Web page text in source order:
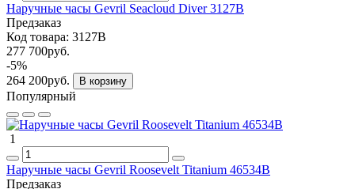
Наручные часы Gevril Seacloud Diver 3127B
Предзаказ
Код товара: 3127B
277 700руб.
-5%
264 200руб.
В корзину
Популярный
1
Наручные часы Gevril Roosevelt Titanium 46534B
Предзаказ